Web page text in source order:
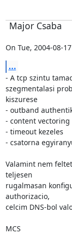
Major Csaba
On Tue, 2004-08-
...
- A tcp szintu
szegmentalasi
kiszurese
- outband
- content
- timeout kezeles
- csatorna
Valamint nem
teljesen
rugalmasan
authorizacio,
celcim DNS-bol
MCS